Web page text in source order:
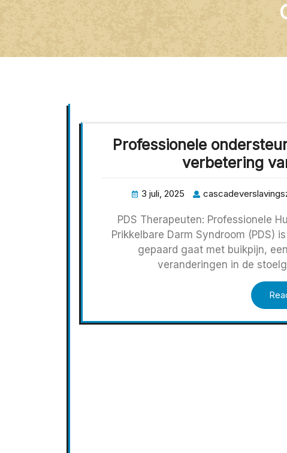
Professionele
verbetering
3 juli, 2025
PDS Therapeuten: Professionele
Prikkelbare Darm Syndroom (PDS)
gepaard gaat met buikpijn,
veranderingen in de